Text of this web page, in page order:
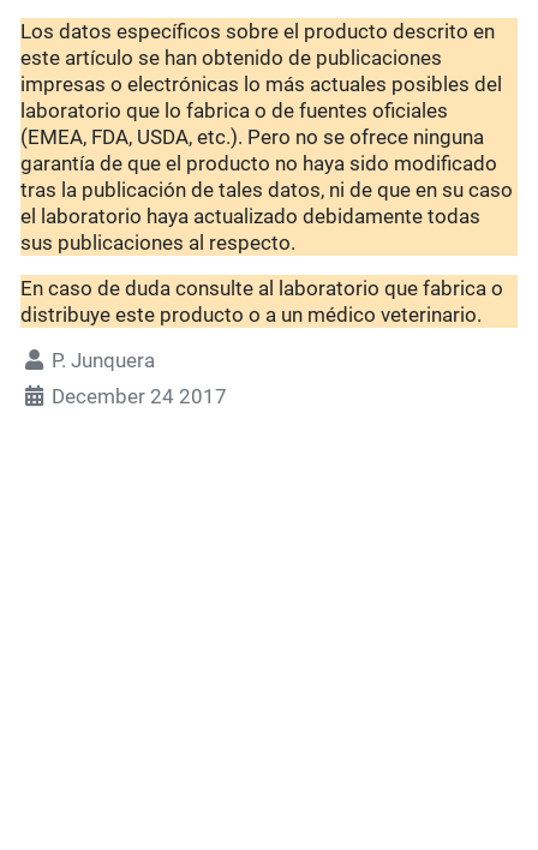
Los datos específicos sobre el producto descrito en
este artículo se han obtenido de publicaciones
impresas o electrónicas lo más actuales posibles del
laboratorio que lo fabrica o de fuentes oficiales
(EMEA, FDA, USDA, etc.). Pero no se ofrece ninguna
garantía de que el producto no haya sido modificado
tras la publicación de tales datos, ni de que en su caso
el laboratorio haya actualizado debidamente todas
sus publicaciones al respecto.
En caso de duda consulte al laboratorio que fabrica o
distribuye este producto o a un médico veterinario.
P. Junquera
December 24 2017